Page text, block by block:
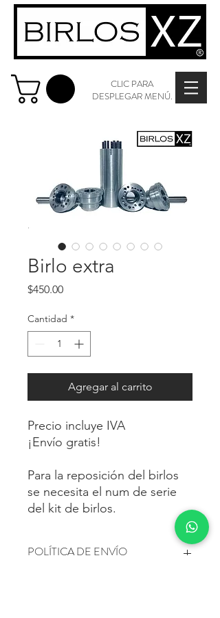
CLIC PARA
DESPLEGAR MENÚ.
Birlo extra
$450.00Precio
Cantidad *
Agregar al carrito
Precio incluye IVA
¡Envío gratis!
Para la reposición del birlos
se necesita el num de serie
del kit de birlos.
POLÍTICA DE ENVÍO